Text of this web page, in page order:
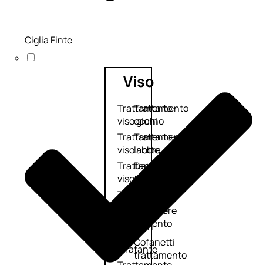
Viso
Trattamento
viso giorno
Trattamento
viso notte
Trattamento
viso 24 ore
Trattamento
viso antietà
Trattamento
idratante
Trattamento
occhi
Trattamento
labbra
Detergenti
trattanti
Maschere
Sieri
Cofanetti
trattamento
Ciglia Finte